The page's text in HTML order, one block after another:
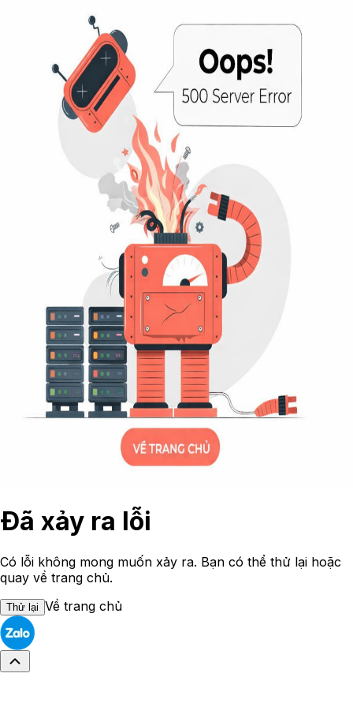
Đã xảy ra lỗi
Có lỗi không mong muốn xảy ra. Bạn có thể thử lại hoặc
quay về trang chủ.
Thử lại Về trang chủ